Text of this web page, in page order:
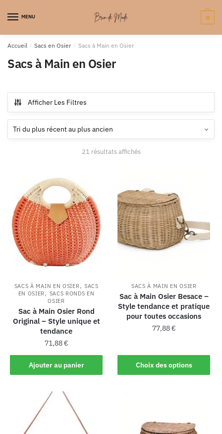
MENU 0
Accueil / Sacs en Osier / Sacs à Main en Osier
Sacs à Main en Osier
Afficher Les Filtres
21 résultats affichés
SACS À MAIN EN OSIER, SACS
EN OSIER, SACS RONDS EN
OSIER
Sac à Main Osier Rond
Original – Style unique et
tendance
71,88€
Ajouter au panier
SACS À MAIN EN OSIER
Sac à Main Osier Besace –
Style tendance et pratique
pour toutes occasions
77,88€
Choix des options